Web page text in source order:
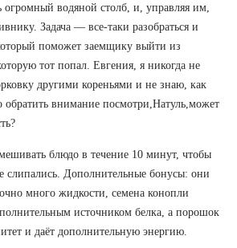
огромный водяной столб, и, управляя им,
Задача — все-таки разобраться и
поможет заемщику выйти из
тот попал. Евгения, я никогда не
другими кореньями и не знаю, как
обратить внимание посмотри,Натуль,может
блюдо в течение 10 минут, чтобы
слипались. Дополнительные бонусы: они
много жидкости, семена конопли
источником белка, а порошок
и даёт дополнительную энергию.